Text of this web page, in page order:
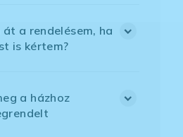
a rendelésem, ha
is kértem?
a házhoz